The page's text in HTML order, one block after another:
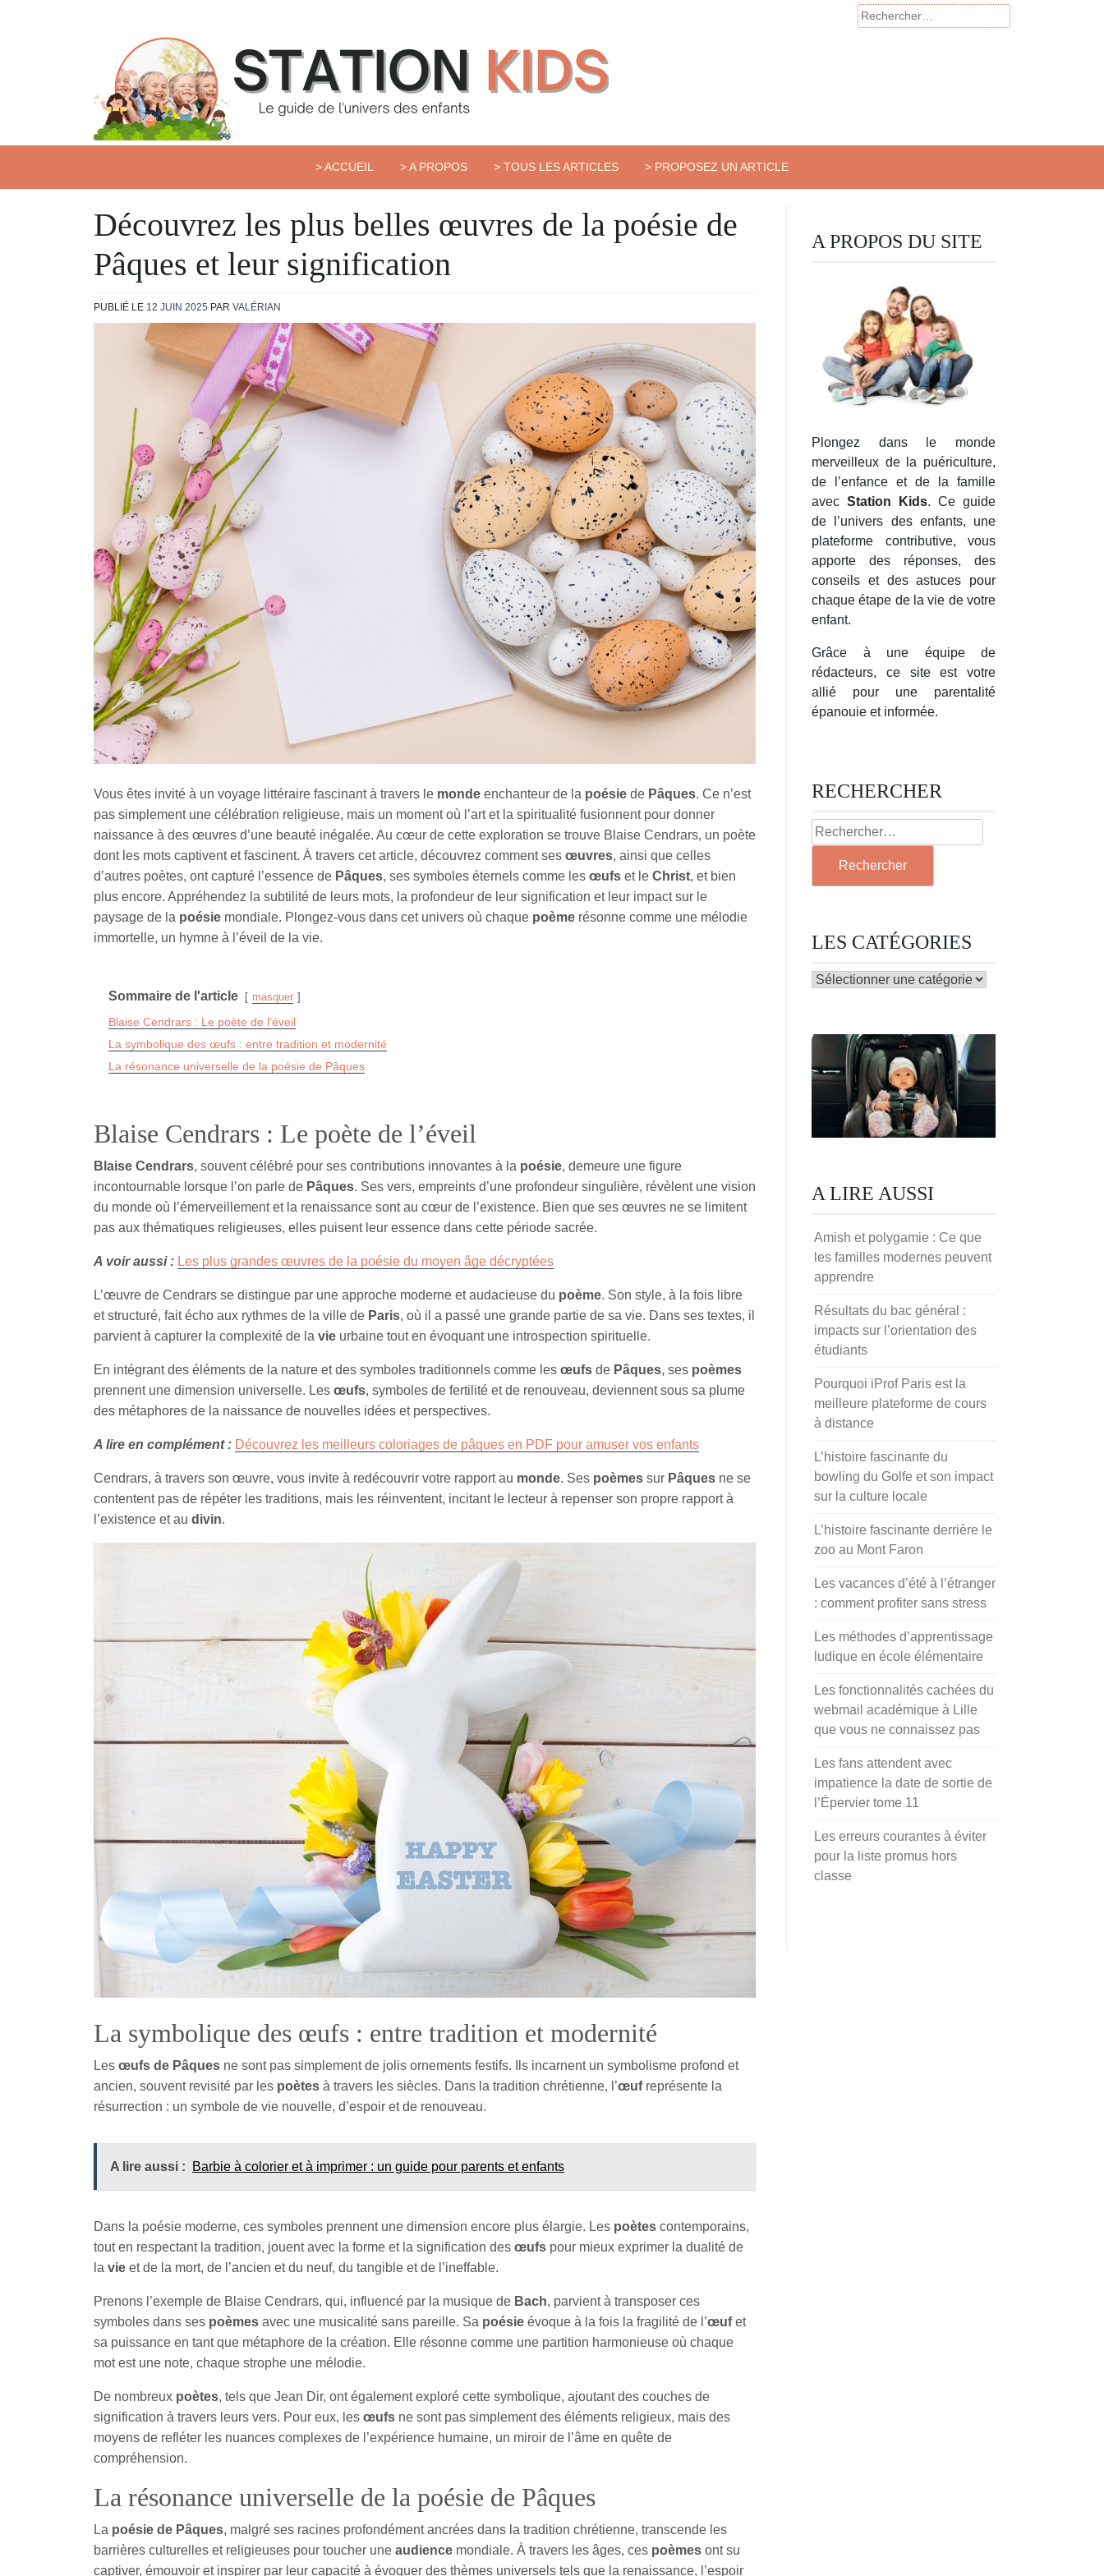
Rechercher :
> ACCUEIL > A PROPOS > TOUS LES ARTICLES > PROPOSEZ UN ARTICLE
Découvrez les plus belles œuvres de la poésie de
Pâques et leur signification
PUBLIÉ LE 12 JUIN 2025 PAR VALÉRIAN
Vous êtes invité à un voyage littéraire fascinant à travers le monde enchanteur de la poésie de Pâques. Ce n’est
pas simplement une célébration religieuse, mais un moment où l’art et la spiritualité fusionnent pour donner
naissance à des œuvres d’une beauté inégalée. Au cœur de cette exploration se trouve Blaise Cendrars, un poète
dont les mots captivent et fascinent. À travers cet article, découvrez comment ses œuvres, ainsi que celles
d’autres poètes, ont capturé l’essence de Pâques, ses symboles éternels comme les œufs et le Christ, et bien
plus encore. Appréhendez la subtilité de leurs mots, la profondeur de leur signification et leur impact sur le
paysage de la poésie mondiale. Plongez-vous dans cet univers où chaque poème résonne comme une mélodie
immortelle, un hymne à l’éveil de la vie.
Sommaire de l'article masquer
Blaise Cendrars : Le poète de l’éveil
La symbolique des œufs : entre tradition et modernité
La résonance universelle de la poésie de Pâques
Blaise Cendrars : Le poète de l’éveil
Blaise Cendrars, souvent célébré pour ses contributions innovantes à la poésie, demeure une figure
incontournable lorsque l’on parle de Pâques. Ses vers, empreints d’une profondeur singulière, révèlent une vision
du monde où l’émerveillement et la renaissance sont au cœur de l’existence. Bien que ses œuvres ne se limitent
pas aux thématiques religieuses, elles puisent leur essence dans cette période sacrée.
A voir aussi : Les plus grandes œuvres de la poésie du moyen âge décryptées
L’œuvre de Cendrars se distingue par une approche moderne et audacieuse du poème. Son style, à la fois libre
et structuré, fait écho aux rythmes de la ville de Paris, où il a passé une grande partie de sa vie. Dans ses textes, il
parvient à capturer la complexité de la vie urbaine tout en évoquant une introspection spirituelle.
En intégrant des éléments de la nature et des symboles traditionnels comme les œufs de Pâques, ses poèmes
prennent une dimension universelle. Les œufs, symboles de fertilité et de renouveau, deviennent sous sa plume
des métaphores de la naissance de nouvelles idées et perspectives.
A lire en complément : Découvrez les meilleurs coloriages de pâques en PDF pour amuser vos enfants
Cendrars, à travers son œuvre, vous invite à redécouvrir votre rapport au monde. Ses poèmes sur Pâques ne se
contentent pas de répéter les traditions, mais les réinventent, incitant le lecteur à repenser son propre rapport à
l’existence et au divin.
La symbolique des œufs : entre tradition et modernité
Les œufs de Pâques ne sont pas simplement de jolis ornements festifs. Ils incarnent un symbolisme profond et
ancien, souvent revisité par les poètes à travers les siècles. Dans la tradition chrétienne, l’œufreprésente la
résurrection : un symbole de vie nouvelle, d’espoir et de renouveau.
A lire aussi : Barbie à colorier et à imprimer : un guide pour parents et enfants
Dans la poésie moderne, ces symboles prennent une dimension encore plus élargie. Les poètes contemporains,
tout en respectant la tradition, jouent avec la forme et la signification des œufs pour mieux exprimer la dualité de
la vie et de la mort, de l’ancien et du neuf, du tangible et de l’ineffable.
Prenons l’exemple de Blaise Cendrars, qui, influencé par la musique de Bach, parvient à transposer ces
symboles dans ses poèmes avec une musicalité sans pareille. Sa poésie évoque à la fois la fragilité de l’œufet
sa puissance en tant que métaphore de la création. Elle résonne comme une partition harmonieuse où chaque
mot est une note, chaque strophe une mélodie.
De nombreux poètes, tels que Jean Dir, ont également exploré cette symbolique, ajoutant des couches de
signification à travers leurs vers. Pour eux, les œufs ne sont pas simplement des éléments religieux, mais des
moyens de refléter les nuances complexes de l’expérience humaine, un miroir de l’âme en quête de
compréhension.
La résonance universelle de la poésie de Pâques
La poésie de Pâques, malgré ses racines profondément ancrées dans la tradition chrétienne, transcende les
barrières culturelles et religieuses pour toucher une audience mondiale. À travers les âges, ces poèmes ont su
captiver, émouvoir et inspirer par leur capacité à évoquer des thèmes universels tels que la renaissance, l’espoir
A PROPOS DU SITE
Plongez dans le monde
merveilleux de la puériculture,
de l’enfance et de la famille
avec Station Kids. Ce guide
de l’univers des enfants, une
plateforme contributive, vous
apporte des réponses, des
conseils et des astuces pour
chaque étape de la vie de votre
enfant.
Grâce à une équipe de
rédacteurs, ce site est votre
allié pour une parentalité
épanouie et informée.
RECHERCHER
Rechercher :
LES CATÉGORIES
LES
A LIRE AUSSI
Amish et polygamie : Ce que
les familles modernes peuvent
apprendre
Résultats du bac général :
impacts sur l’orientation des
étudiants
Pourquoi iProf Paris est la
meilleure plateforme de cours
à distance
L’histoire fascinante du
bowling du Golfe et son impact
sur la culture locale
L’histoire fascinante derrière le
zoo au Mont Faron
Les vacances d’été à l’étranger
: comment profiter sans stress
Les méthodes d’apprentissage
ludique en école élémentaire
Les fonctionnalités cachées du
webmail académique à Lille
que vous ne connaissez pas
Les fans attendent avec
impatience la date de sortie de
l’Épervier tome 11
Les erreurs courantes à éviter
pour la liste promus hors
classe